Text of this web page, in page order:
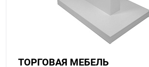
ТОРГОВАЯ МЕБЕЛЬ